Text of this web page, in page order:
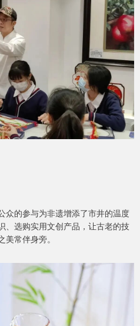
众的参与为非遗增添了市井的温度
、选购实用文创产品，让古老的技
常伴身旁。